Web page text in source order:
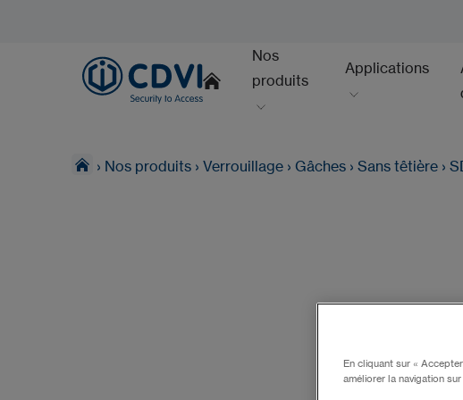
Nos
produits
Applications
› Nos produits › Verrouillage › Gâches › Sans têtière ›
En cliquant sur «
améliorer la navigation